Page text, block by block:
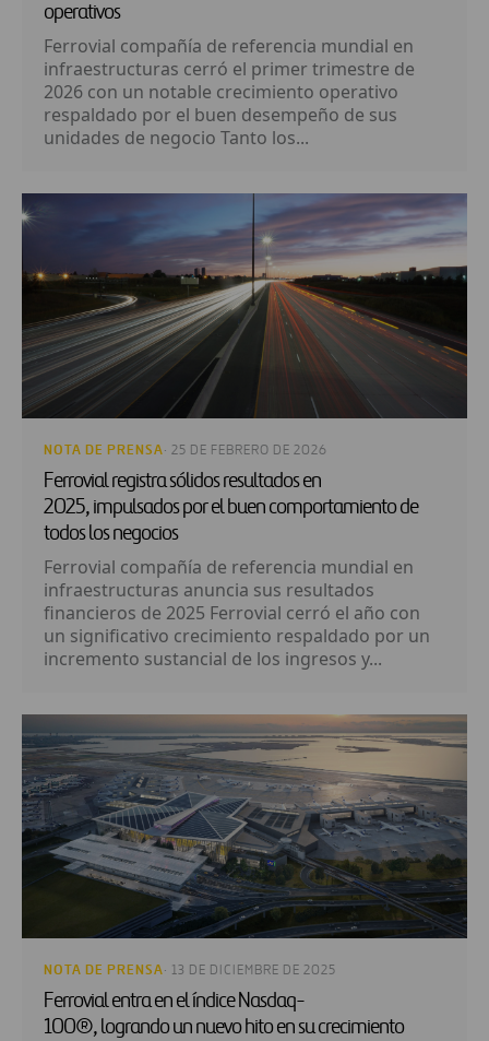
operativos
Ferrovial compañía de referencia mundial en
infraestructuras cerró el primer trimestre de
2026 con un notable crecimiento operativo
respaldado por el buen desempeño de sus
unidades de negocio Tanto los...
NOTA DE PRENSA· 25 DE FEBRERO DE 2026
Ferrovial registra sólidos resultados en
2025, impulsados por el buen comportamiento de
todos los negocios
Ferrovial compañía de referencia mundial en
infraestructuras anuncia sus resultados
financieros de 2025 Ferrovial cerró el año con
un significativo crecimiento respaldado por un
incremento sustancial de los ingresos y...
NOTA DE PRENSA· 13 DE DICIEMBRE DE 2025
Ferrovial entra en el índice Nasdaq-
100®, logrando un nuevo hito en su crecimiento